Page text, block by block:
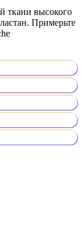
ткани высокого
Примерьте